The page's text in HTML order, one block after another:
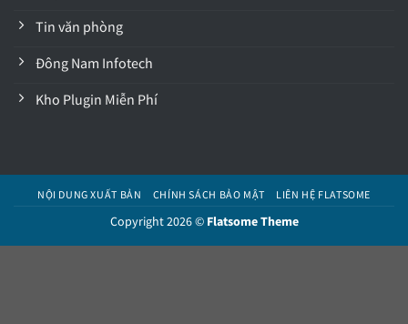
Tin văn phòng
Đông Nam Infotech
Kho Plugin Miễn Phí
NỘI DUNG XUẤT BẢN CHÍNH SÁCH BẢO MẬT LIÊN HỆ FLATSOME
Copyright 2026 © Flatsome Theme